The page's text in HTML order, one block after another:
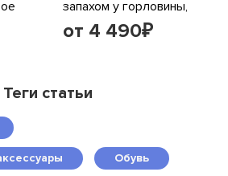
запахом у горловины,
шоколадный
от 4 490₽
Теги статьи
Обувь